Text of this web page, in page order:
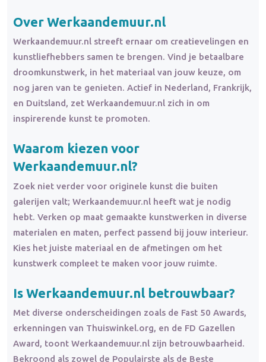
Over Werkaandemuur.nl
Werkaandemuur.nl streeft ernaar om creatievelingen en
kunstliefhebbers samen te brengen. Vind je betaalbare
droomkunstwerk, in het materiaal van jouw keuze, om
nog jaren van te genieten. Actief in Nederland, Frankrijk,
en Duitsland, zet Werkaandemuur.nl zich in om
inspirerende kunst te promoten.
Waarom kiezen voor
Werkaandemuur.nl?
Zoek niet verder voor originele kunst die buiten
galerijen valt; Werkaandemuur.nl heeft wat je nodig
hebt. Verken op maat gemaakte kunstwerken in diverse
materialen en maten, perfect passend bij jouw interieur.
Kies het juiste materiaal en de afmetingen om het
kunstwerk compleet te maken voor jouw ruimte.
Is Werkaandemuur.nl betrouwbaar?
Met diverse onderscheidingen zoals de Fast 50 Awards,
erkenningen van Thuiswinkel.org, en de FD Gazellen
Award, toont Werkaandemuur.nl zijn betrouwbaarheid.
Bekroond als zowel de Populairste als de Beste